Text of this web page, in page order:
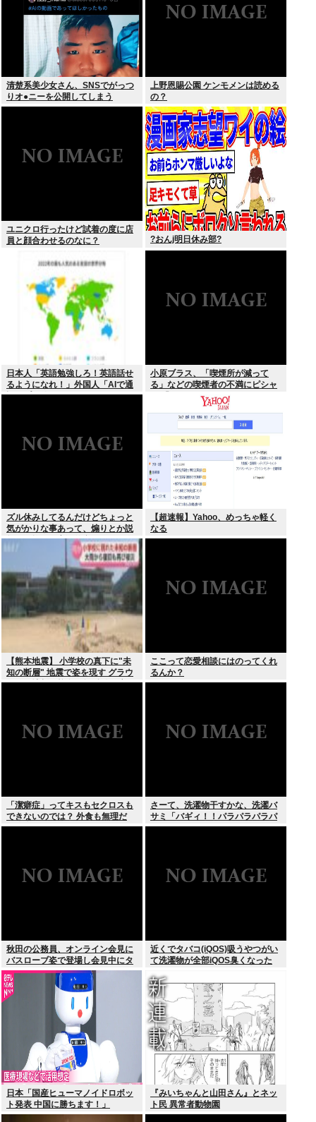
清楚系美少女さん、SNSでがっつ
りオ●ニーを公開してしまう
上野恩賜公園 ケンモメンは読める
の？
ユニクロ行ったけど試着の度に店
員と顔合わせるのなに？
?おんj明日休み部?
日本人「英語勉強しろ！英語話せ
るようになれ！」外国人「AIで通
訳アプリ使えばいいじゃん」
小原ブラス、「喫煙所が減って
る」などの喫煙者の不満にピシャ
リ 「じゃあやめれば？タバコなん
て家でだけ吸ってればいい」
ズル休みしてるんだけどちょっと
気がかりな事あって、煽りとか説
教とか抜きに客観的意見くれる人
だけきてくれ
【超速報】Yahoo、めっちゃ軽く
なる
【熊本地震】 小学校の真下に"未
知の断層" 地震で姿を現す グラウ
ンドに地割れ校舎に亀裂 八代市
ここって恋愛相談にはのってくれ
るんか？
「潔癖症」ってキスもセクロスも
できないのでは？ 外食も無理だ
ろ。
さーて、洗濯物干すかな、洗濯バ
サミ「バギィ！！パラパラパラパ
ラ」
秋田の公務員、オンライン会見に
バスローブ姿で登場し会見中にタ
バコを吸う←あのさあ！
近くでタバコ(iQOS)吸うやつがい
て洗濯物が全部iQOS臭くなった
日本「国産ヒューマノイドロボッ
ト発表 中国に勝ちます！」
youtubeで1万いいね
『みいちゃんと山田さん』とネッ
ト民 異常者動物園